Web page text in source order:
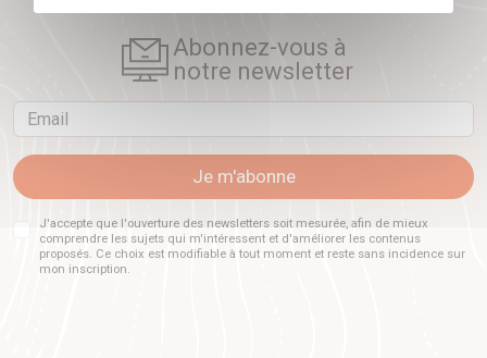
Abonnez-vous à
notre newsletter
Email
Je m'abonne
J'accepte que l'ouverture des newsletters soit mesurée, afin de mieux
comprendre les sujets qui m'intéressent et d'améliorer les contenus
proposés. Ce choix est modifiable à tout moment et reste sans incidence sur
mon inscription.